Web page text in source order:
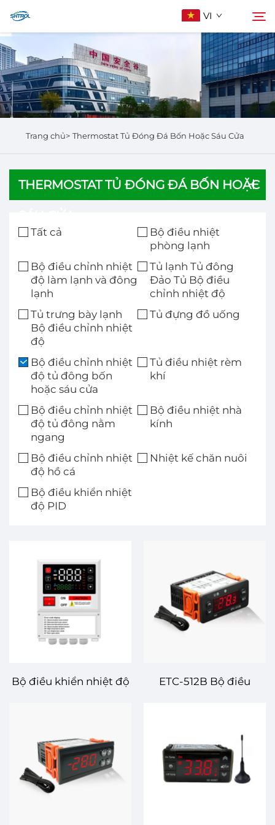
VI
Giới Thiệu Về Chúng Tôi
Sản Phẩm
Tìm kiếm
Trang chủ> Thermostat Tủ Đóng Đá Bốn Hoặc Sáu Cửa
THERMOSTAT TỦ ĐÓNG ĐÁ BỐN HOẶC
Tất cả
Bộ điều nhiệt
phòng lạnh
Bộ điều chỉnh nhiệt
độ làm lạnh và đông
lạnh
Tủ lạnh Tủ đông
Đảo Tủ​ Bộ điều
chỉnh nhiệt độ
Tủ trưng bày lạnh
Bộ điều chỉnh nhiệt
độ
Tủ đựng đồ uống
Bộ điều chỉnh nhiệt
độ tủ đông bốn
hoặc sáu cửa
Tủ điều nhiệt rèm
khí
Bộ điều chỉnh nhiệt
độ tủ đông nằm
ngang
Bộ điều nhiệt nhà
kính
Bộ điều chỉnh nhiệt
độ hồ cá
Nhiệt kế chăn nuôi
Bộ điều khiển nhiệt
độ PID
Bộ điều khiển nhiệt độ
nhiệt độ tiên tiến và
đáng tin cậy cho sử
dụng công nghiệp và
thương mại
ETC-512B Bộ điều
độ chính xác cho các
hệ thống tiên tiến